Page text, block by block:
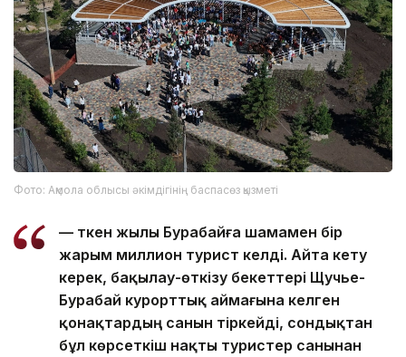
Фото: Ақмола облысы әкімдігінің баспасөз қызметі
— Өткен жылы Бурабайға шамамен бір
жарым миллион турист келді. Айта кету
керек, бақылау-өткізу бекеттері Щучье-
Бурабай курорттық аймағына келген
қонақтардың санын тіркейді, сондықтан
бұл көрсеткіш нақты туристер санынан